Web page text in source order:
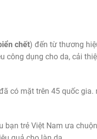
chết) đến từ thương
công dụng cho da, cải
có mặt trên 45 quốc gia.
trẻ Việt Nam ưa